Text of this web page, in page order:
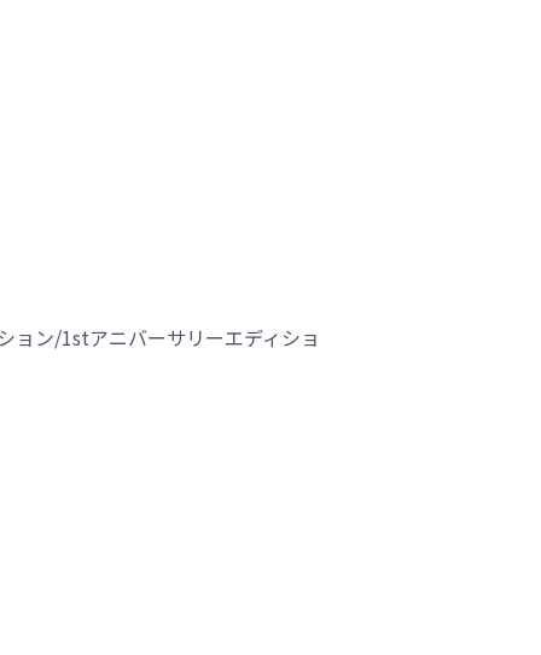
ン/1stアニバーサリーエディショ